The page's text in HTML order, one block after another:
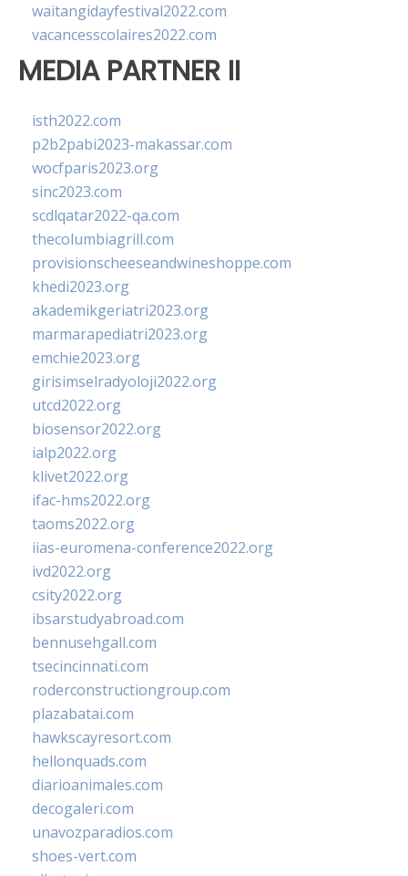
waitangidayfestival2022.com
vacancesscolaires2022.com
MEDIA PARTNER II
isth2022.com
p2b2pabi2023-makassar.com
wocfparis2023.org
sinc2023.com
scdlqatar2022-qa.com
thecolumbiagrill.com
provisionscheeseandwineshoppe.com
khedi2023.org
akademikgeriatri2023.org
marmarapediatri2023.org
emchie2023.org
girisimselradyoloji2022.org
utcd2022.org
biosensor2022.org
ialp2022.org
klivet2022.org
ifac-hms2022.org
taoms2022.org
iias-euromena-conference2022.org
ivd2022.org
csity2022.org
ibsarstudyabroad.com
bennusehgall.com
tsecincinnati.com
roderconstructiongroup.com
plazabatai.com
hawkscayresort.com
hellonquads.com
diarioanimales.com
decogaleri.com
unavozparadios.com
shoes-vert.com